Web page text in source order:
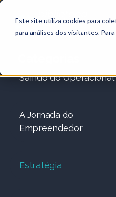
Este site utiliza cookies para
para análises dos visitantes.
Saindo do Operacional
A Jornada do
Empreendedor
Estratégia